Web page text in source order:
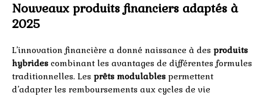
Nouveaux produits financiers adaptés à
2025
L’innovation financière a donné naissance à des produits
hybrides combinant les avantages de différentes formules
traditionnelles. Les prêts modulables permettent
d’adapter les remboursements aux cycles de vie